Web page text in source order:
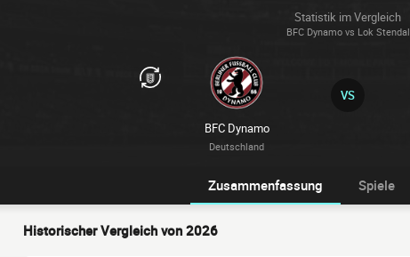
Statistik im Vergleich
BFC Dynamo vs Lok Stendal
BFC Dynamo
Deutschland
VS
Zusammenfassung Spiele
Historischer Vergleich von 2026